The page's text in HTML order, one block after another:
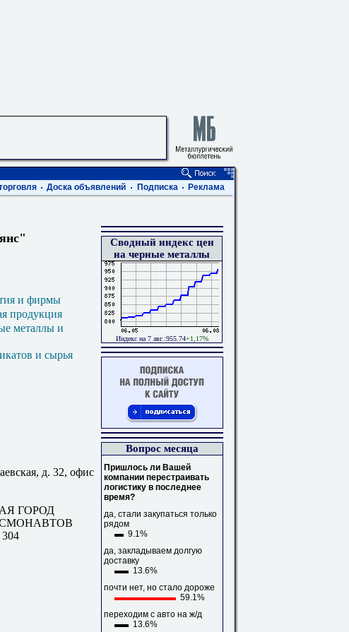
Доска объявлений Подписка Реклама
и фирмы
продукция
металлы и
и сырья
д. 32, офис
ГОРОД
Сводный индекс цен
на черные металлы
Индекс на 7 авг.:955.74+1,17%
Вопрос месяца
Пришлось ли Вашей
компании перестраивать
логистику в последнее
время?
да, стали закупаться только
рядом
9.1%
да, закладываем долгую
доставку
13.6%
почти нет, но стало дороже
59.1%
переходим с авто на ж/д
13.6%